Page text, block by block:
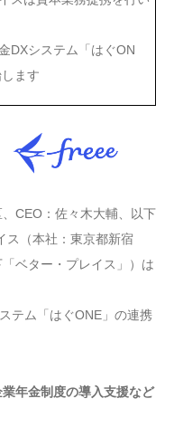
DXシステム「はぐON
ます
CEO：佐々木大輔、以下
ス（本社：東京都新宿
ベター・プレイス」）は
テム「はぐONE」の連携
年金制度の導入支援など